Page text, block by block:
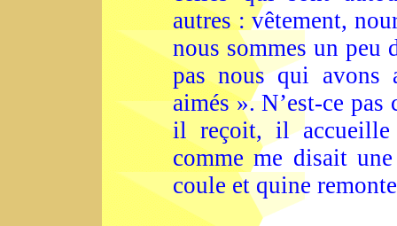
autres : vêtement,
nous sommes un peu
pas nous qui avons
aimés ». N’est-ce
il reçoit, il accueille
comme me disait
coule et quine